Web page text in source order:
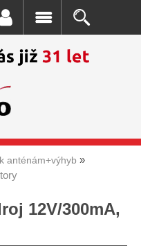
anténám+výhyb
12V/300mA,